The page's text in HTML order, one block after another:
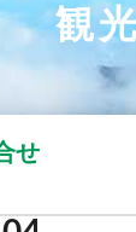
観
せ